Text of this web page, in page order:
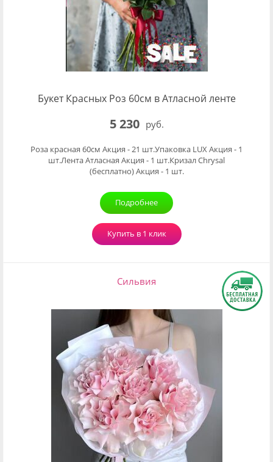
Букет Красных Роз 60см в Атласной ленте
5 230 руб.
Роза красная 60см Акция - 21 шт.Упаковка LUX Акция - 1
шт.Лента Атласная Акция - 1 шт.Кризал Chrysal
(бесплатно) Акция - 1 шт.
Подробнее
Купить в 1 клик
Сильвия